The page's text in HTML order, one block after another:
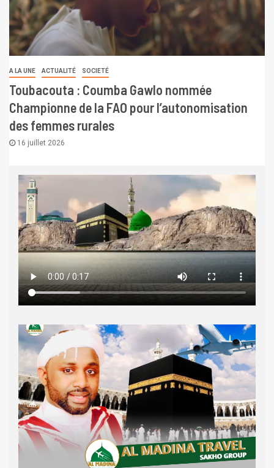
A LA UNE ACTUALITÉ SOCIETÉ
Toubacouta : Coumba Gawlo nommée
Championne de la FAO pour l’autonomisation
des femmes rurales
16 juillet 2026